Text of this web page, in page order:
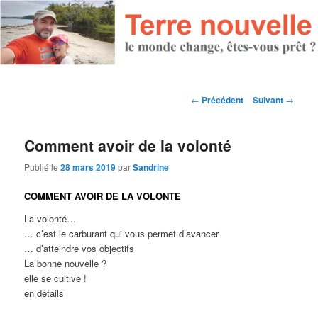
Navigation des articles
← Précédent Suivant →
Comment avoir de la volonté
Publié le28 mars 2019parSandrine
COMMENT AVOIR DE LA VOLONTE
La volonté…
… c’est le carburant qui vous permet d’avancer
… d’atteindre vos objectifs
La bonne nouvelle ?
elle se cultive !
en détails